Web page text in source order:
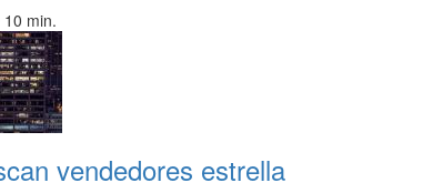
min.
vendedores estrella